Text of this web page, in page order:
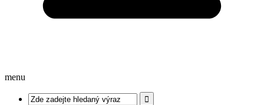
menu